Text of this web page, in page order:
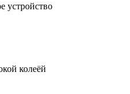
устройство
колеёй